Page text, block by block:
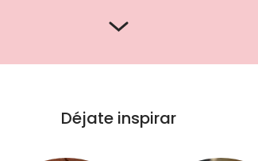
Déjate inspirar